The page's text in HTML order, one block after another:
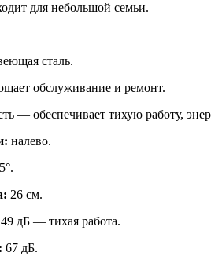
для небольшой семьи.
сталь.
обслуживание и ремонт.
— обеспечивает тихую работу,
налево.
26 см.
49 дБ — тихая работа.
67 дБ.